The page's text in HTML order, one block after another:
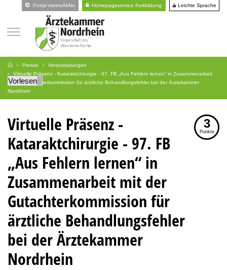
Portal meineÄkNo Homepageservice Fortbildung Leichte Sprache
Presse
Veranstaltungen
Virtuelle Präsenz - Kataraktchirurgie - 97. FB „Aus Fehlern lernen“ in Zusammenarbeit
mit der Gutachterkommission für ärztliche Behandlungsfehler bei der Ärztekammer
Nordrhein
Vorlesen
Virtuelle Präsenz -
Kataraktchirurgie - 97. FB
„Aus Fehlern lernen“ in
Zusammenarbeit mit der
Gutachterkommission für
ärztliche Behandlungsfehler
bei der Ärztekammer
Nordrhein
3
Punkte